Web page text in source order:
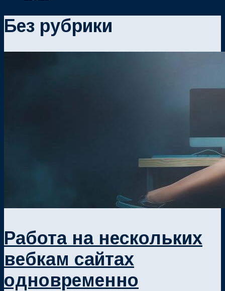
Без рубрики
Работа на нескольких
вебкам сайтах
одновременно